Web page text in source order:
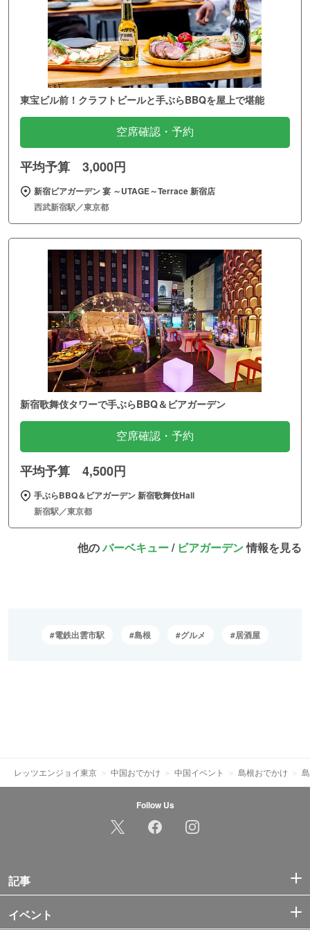
東宝ビル前！クラフトビールと手ぶらBBQを屋上で堪能
空席確認・予約
平均予算 3,000円
新宿ビアガーデン 宴 ～UTAGE～Terrace 新宿店
西武新宿駅／東京都
新宿歌舞伎タワーで手ぶらBBQ＆ビアガーデン
空席確認・予約
平均予算 4,500円
手ぶらBBQ＆ビアガーデン 新宿歌舞伎Hall
新宿駅／東京都
他のバーベキュー/ ビアガーデン情報を見る
電鉄出雲市駅 島根 グルメ 居酒屋
レッツエンジョイ東京 中国おでかけ 中国イベント 島根おでかけ
Follow Us
記事
イベント